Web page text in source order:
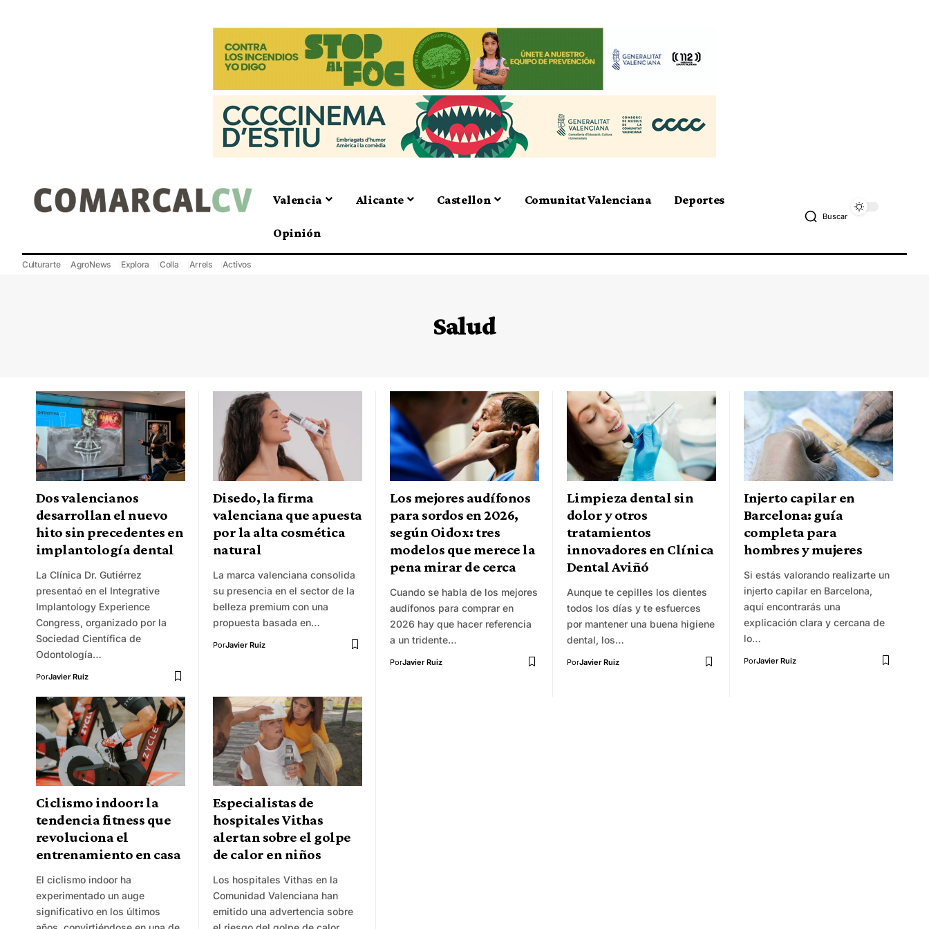
Valencia Alicante Castellon Comunitat Valenciana Deportes
Opinión
Buscar
Culturarte AgroNews Explora Colla Arrels Activos
Salud
Dos valencianos
desarrollan el nuevo
hito sin precedentes en
implantología dental
La Clínica Dr. Gutiérrez
presentaó en el Integrative
Implantology Experience
Congress, organizado por la
Sociedad Científica de
Odontología…
PorJavier Ruiz
Disedo, la firma
valenciana que apuesta
por la alta cosmética
natural
La marca valenciana consolida
su presencia en el sector de la
belleza premium con una
propuesta basada en…
PorJavier Ruiz
Los mejores audífonos
para sordos en 2026,
según Oidox: tres
modelos que merece la
pena mirar de cerca
Cuando se habla de los mejores
audífonos para comprar en
2026 hay que hacer referencia
a un tridente…
PorJavier Ruiz
Limpieza dental sin
dolor y otros
tratamientos
innovadores en Clínica
Dental Aviñó
Aunque te cepilles los dientes
todos los días y te esfuerces
por mantener una buena higiene
dental, los…
PorJavier Ruiz
Injerto capilar en
Barcelona: guía
completa para
hombres y mujeres
Si estás valorando realizarte un
injerto capilar en Barcelona,
aquí encontrarás una
explicación clara y cercana de
lo…
PorJavier Ruiz
Ciclismo indoor: la
tendencia fitness que
revoluciona el
entrenamiento en casa
El ciclismo indoor ha
experimentado un auge
significativo en los últimos
Especialistas de
hospitales Vithas
alertan sobre el golpe
de calor en niños
Los hospitales Vithas en la
Comunidad Valenciana han
emitido una advertencia sobre